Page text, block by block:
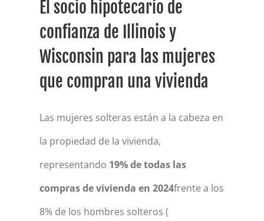
El socio hipotecario de
confianza de Illinois y
Wisconsin para las mujeres
que compran una vivienda
Las mujeres solteras están a la cabeza en
la propiedad de la vivienda,
representando 19% de todas las
compras de vivienda en 2024frente a los
8% de los hombres solteros (